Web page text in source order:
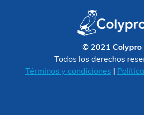
© 2021 Colypro
Todos los derechos
Términos y condiciones